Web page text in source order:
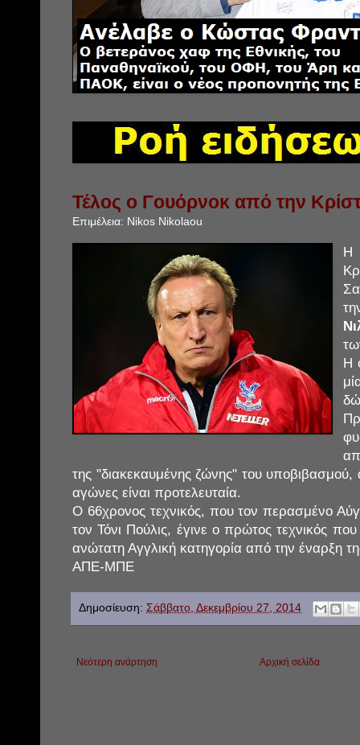
Τέλος ο Γουόρνοκ από την
Επιμέλεια: Nikos Nikolaou
Η
Η
της "διακεκαυμένης ζώνης" του
αγώνες είναι προτελευταία.
Ο 66χρονος τεχνικός, που τον περασμένο
τον Τόνι Πούλις, έγινε ο πρώτος τεχνικός
ανώτατη Αγγλική κατηγορία από την έναρξη
ΑΠΕ-ΜΠΕ
Δημοσίευση: Σάββατο, Δεκεμβρίου 27, 2014
Νεότερη ανάρτηση Αρχική σελίδα